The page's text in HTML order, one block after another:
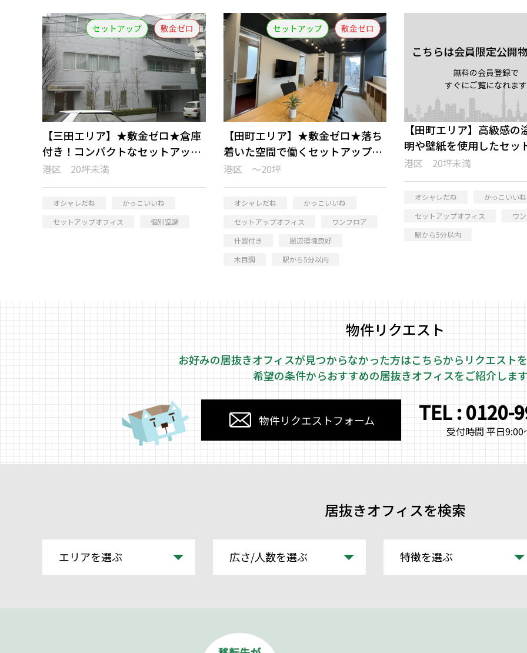
セットアップ 敷金ゼロ
【三田エリア】★敷金ゼロ★倉庫
付き！コンパクトなセットアップ
オフィス
港区 20坪未満
オシャレだね
かっこいいね
セットアップオフィス
個別空調
セットアップ 敷金ゼロ
【田町エリア】★敷金ゼロ★落ち
着いた空間で働くセットアップオ
フィス
港区 ～20坪
オシャレだね
かっこいいね
セットアップオフィス
ワンフロア
什器付き
周辺環境良好
木目調
駅から5分以内
こちらは会員限定公開
無料の会員登録で
すぐにご覧になれます
【田町エリア】高級感の
明や壁紙を使用したセッ
オフィス
港区 20坪未満
オシャレだね
かっこいいね
セットアップオフィス
ワ
駅から5分以内
物件リクエスト
お好みの居抜きオフィスが見つからなかった方はこちらから リクエスト
希望の条件からおすすめの居抜きオフィスをご紹介しま
物件リクエストフォーム TEL : 0120-
受付時間 平日9:00
居抜きオフィスを検索
エリアを選ぶ 広さ/人数を選ぶ 特徴を選ぶ